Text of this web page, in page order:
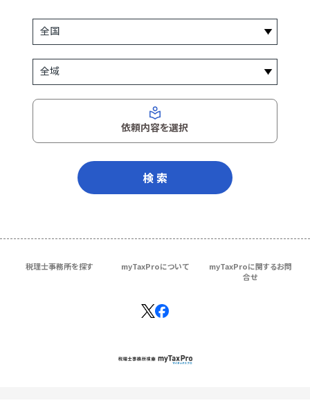
依頼内容を選択
検 索
税理士事務所を探す myTaxProについて
myTaxProに関するお問
合せ